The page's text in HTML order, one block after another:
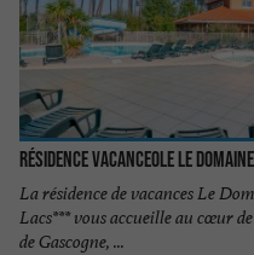
Résidence Vacanceole Le
La résidence de vacances Le
Lacs*** vous accueille au cœur
de Gascogne, ...